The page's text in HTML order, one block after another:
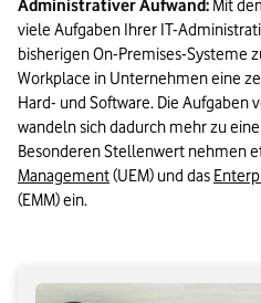
Administrativer Aufwand: Mit
viele Aufgaben Ihrer IT-
bisherigen On-Premises-Systeme
Workplace in Unternehmen eine
Hard- und Software. Die Aufgaben
wandeln sich dadurch mehr zu
Besonderen Stellenwert nehmen
Management (UEM) und das
(EMM) ein.